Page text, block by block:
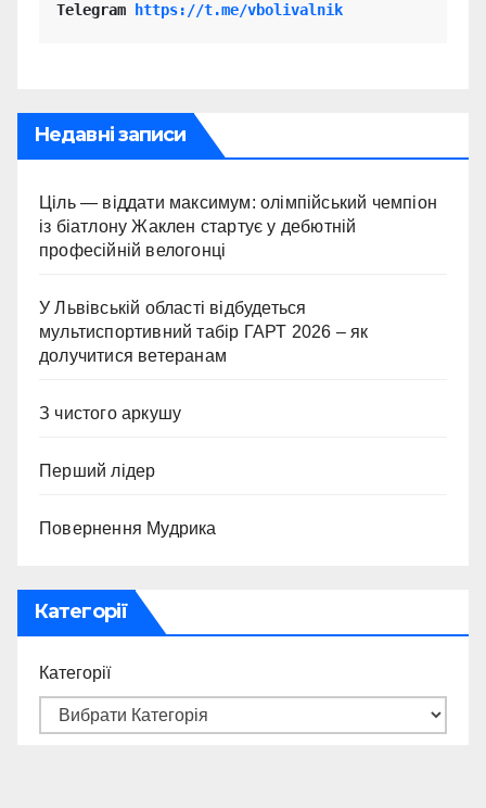
Telegram https://t.me/vbolivalnik
Недавні записи
Ціль — віддати максимум: олімпійський чемпіон
із біатлону Жаклен стартує у дебютній
професійній велогонці
У Львівській області відбудеться
мультиспортивний табір ГАРТ 2026 – як
долучитися ветеранам
З чистого аркушу
Перший лідер
Повернення Мудрика
Категорії
Категорії